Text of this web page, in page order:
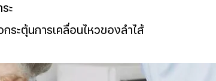
ะ
ระตุ้นการเคลื่อนไหวของลำไส้